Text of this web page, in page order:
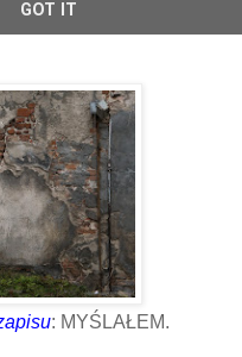
: MYŚLAŁEM.
GOT IT